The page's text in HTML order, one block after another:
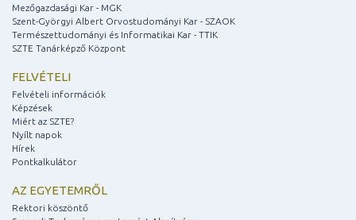
Mezőgazdasági Kar - MGK
Szent-Györgyi Albert Orvostudományi Kar - SZAOK
Természettudományi és Informatikai Kar - TTIK
SZTE Tanárképző Központ
FELVÉTELI
Felvételi információk
Képzések
Miért az SZTE?
Nyílt napok
Hírek
Pontkalkulátor
AZ EGYETEMRŐL
Rektori köszöntő